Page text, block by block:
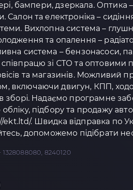
бампери, дзеркала. Оптика –
Салон та електроніка –
Вихлопна система –
та опалення –
система – бензонасоси,
зі СТО та оптовими
та магазинів. Можливий
включаючи двигун, КПП,
зборі. Надаємо програмне
підбору та продажу
. Швидка відправка по
допоможемо підібрати
1328088080, 8240120